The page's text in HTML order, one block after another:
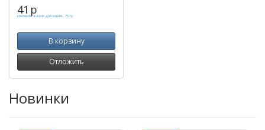
41 p
В корзину
Отложить
Новинки